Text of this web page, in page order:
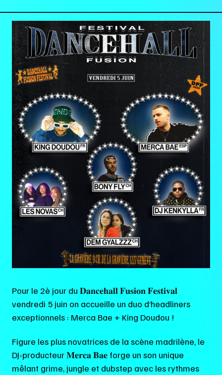
Pour le 2è jour du 𝐃𝐚𝐧𝐜𝐞𝐡𝐚𝐥𝐥 𝐅𝐮𝐬𝐢𝐨𝐧 𝐅𝐞𝐬𝐭𝐢𝐯𝐚𝐥
vendredi 5 juin on accueille un duo d’headliners
exceptionnels : Merca Bae + King Doudou !
Figure les plus novatrices de la scène madrilène, le
DJ-producteur 𝐌𝐞𝐫𝐜𝐚 𝐁𝐚𝐞 forge un son unique
mêlant grime, jungle et dubstep avec les rythmes